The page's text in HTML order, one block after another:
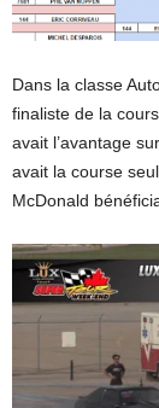
Dans la classe
finaliste de la
avait l’avantage
avait la course
McDonald